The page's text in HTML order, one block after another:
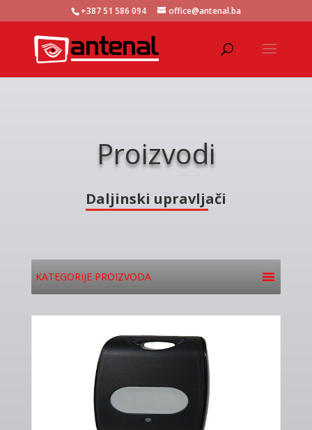
+387 51 586 094 office@antenal.ba
Proizvodi
Daljinski upravljači
KATEGORIJE PROIZVODA